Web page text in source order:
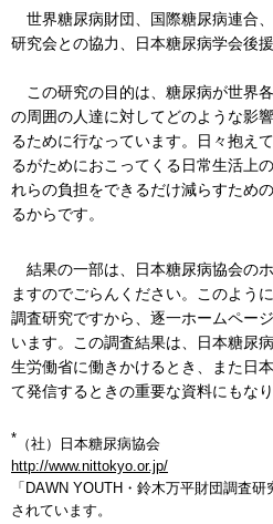
世界糖尿病財団、国際糖尿病連合
研究会との協力、日本糖尿病学会後
この研究の目的は、糖尿病が世界
の周囲の人達に対してどのような影
るために行なっています。日々抱え
るがためにおこってくる日常生活上
れらの負担をできるだけ減らすため
るからです。
結果の一部は、日本糖尿病協会の
ますのでごらんください。このよう
調査研究ですから、逐一ホームペー
います。この調査結果は、日本糖尿
生労働省に働きかけるとき、また日
て発信するときの重要な資料にもなり
* （社）日本糖尿病協会
http://www.nittokyo.or.jp/
「DAWN YOUTH・鈴木万平財団調査
されています。